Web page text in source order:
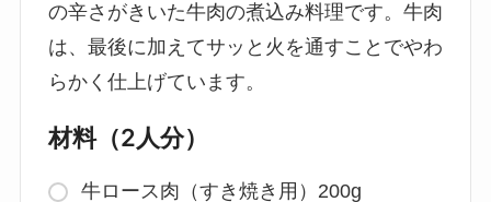
の辛さがきいた牛肉の煮込み料理です。牛肉
は、最後に加えてサッと火を通すことでやわ
らかく仕上げています。
材料（2人分）
牛ロース肉（すき焼き用）200g